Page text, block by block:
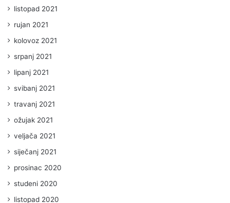
listopad 2021
rujan 2021
kolovoz 2021
srpanj 2021
lipanj 2021
svibanj 2021
travanj 2021
ožujak 2021
veljača 2021
siječanj 2021
prosinac 2020
studeni 2020
listopad 2020